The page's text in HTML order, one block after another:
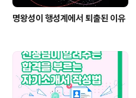
명왕성이 행성계에서 퇴출된 이유